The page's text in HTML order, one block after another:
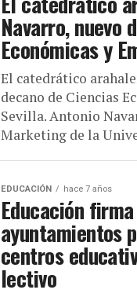
Navarro, nuevo
Económicas y
El catedrático
decano de Ciencias
Sevilla. Antonio
Marketing de la
EDUCACIÓN hace 7 años
Educación
ayuntamientos
centros
lectivo